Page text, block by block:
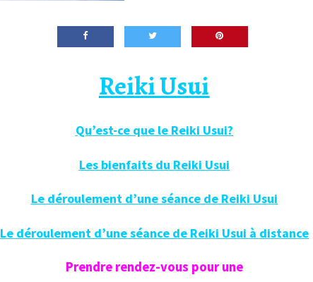
Reiki Usui
Qu’est-ce que le Reiki Usui?
Les bienfaits du Reiki Usui
Le déroulement d’une séance de Reiki Usui
Le déroulement d’une séance de Reiki Usui à distance
Prendre rendez-vous pourune